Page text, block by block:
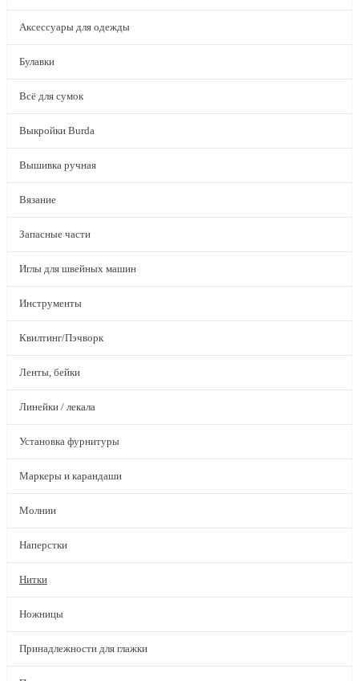
Аксессуары для одежды
Булавки
Всё для сумок
Выкройки Burda
Вышивка ручная
Вязание
Запасные части
Иглы для швейных машин
Инструменты
Квилтинг/Пэчворк
Ленты, бейки
Линейки / лекала
Установка фурнитуры
Маркеры и карандаши
Молнии
Наперстки
Нитки
Ножницы
Принадлежности для глажки